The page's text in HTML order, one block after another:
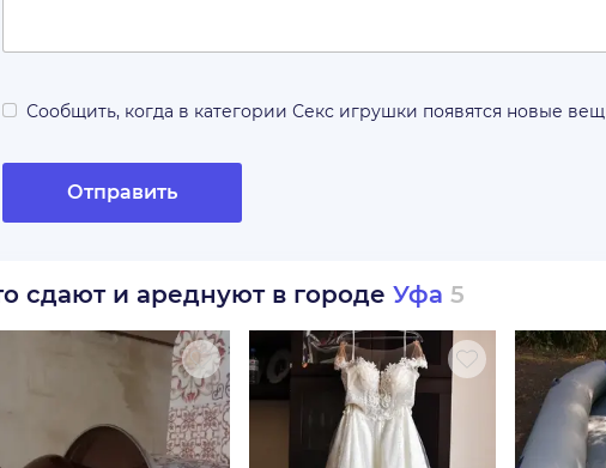
Сообщить, когда в категории Секс игрушки появятся новые
Отправить
сдают и ареднуют в городе Уфа 5